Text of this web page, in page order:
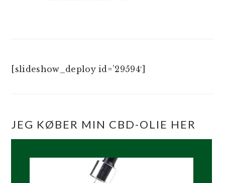
[slideshow_deploy id=’29594′]
JEG KØBER MIN CBD-OLIE HER